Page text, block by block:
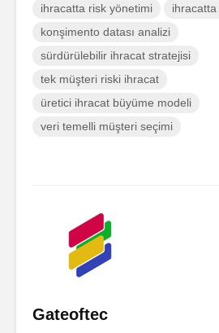
ihracatta risk yönetimi
konşimento datası analizi
sürdürülebilir ihracat stratejisi
tek müşteri riski ihracat
üretici ihracat büyüme modeli
veri temelli müşteri seçimi
Gateoftec